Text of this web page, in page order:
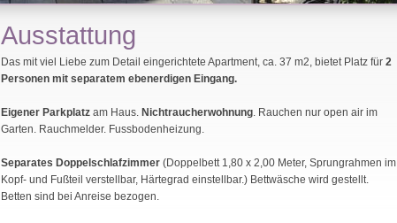
Ausstattung
Das mit viel Liebe zum Detail eingerichtete Apartment, ca. 37 m2, bietet Platz für 2
Personen mit separatem ebenerdigen Eingang.
Eigener Parkplatz am Haus. Nichtraucherwohnung. Rauchen nur open air im
Garten. Rauchmelder. Fussbodenheizung.
Separates Doppelschlafzimmer (Doppelbett 1,80 x 2,00 Meter, Sprungrahmen im
Kopf- und Fußteil verstellbar, Härtegrad einstellbar.) Bettwäsche wird gestellt.
Betten sind bei Anreise bezogen.